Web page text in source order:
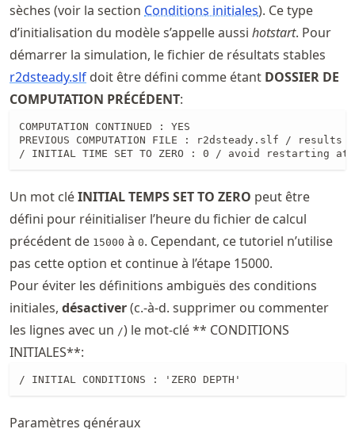
sèches (voir la section Conditions initiales). Ce type
d’initialisation du modèle s’appelle aussi hotstart. Pour
démarrer la simulation, le fichier de résultats stables
r2dsteady.slf doit être défini comme étant DOSSIER DE
COMPUTATION PRÉCÉDENT:
COMPUTATION CONTINUED : YES
PREVIOUS COMPUTATION FILE : r2dsteady.slf /
/ INITIAL TIME SET TO ZERO : 0 / avoid restarting at
Un mot cléINITIAL TEMPS SET TO ZERO peut être
défini pour réinitialiser l’heure du fichier de calcul
précédent de 15000 à 0. Cependant, ce tutoriel n’utilise
pas cette option et continue à l’étape 15000.
Pour éviter les définitions ambiguës des conditions
initiales, désactiver(c.-à-d. supprimer ou commenter
les lignes avec un /) le mot-clé ** CONDITIONS
INITIALES**:
/ INITIAL CONDITIONS : 'ZERO DEPTH'
Paramètres généraux